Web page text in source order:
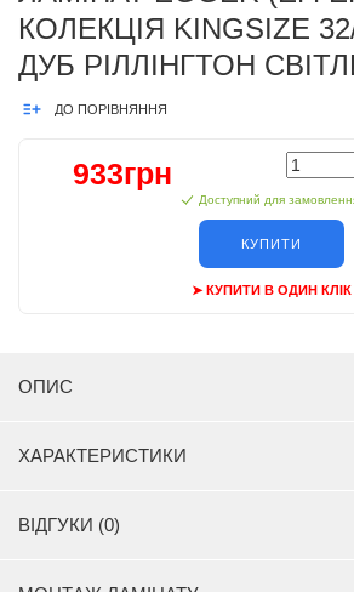
КОЛЕКЦІЯ KINGSIZE
ДУБ РІЛЛІНГТОН
ДО ПОРІВНЯННЯ
933грн
Доступний для
КУПИТИ
➤ КУПИТИ В ОДИН КЛІК
ОПИС
ХАРАКТЕРИСТИКИ
ВІДГУКИ (0)